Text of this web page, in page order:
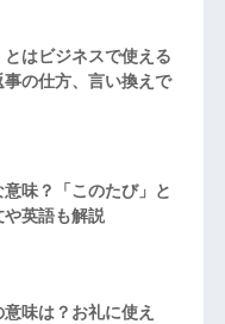
とはビジネスで使える
の仕方、言い換えで
意味？「このたび」と
英語も解説
意味は？お礼に使え